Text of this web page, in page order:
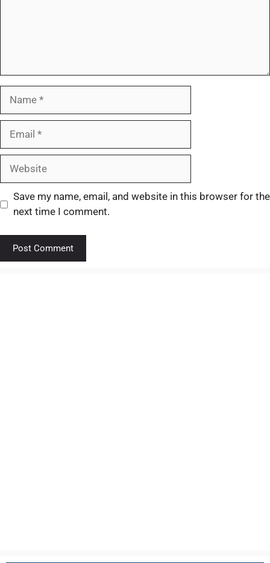
Save my name, email, and website in this browser for the
next time I comment.